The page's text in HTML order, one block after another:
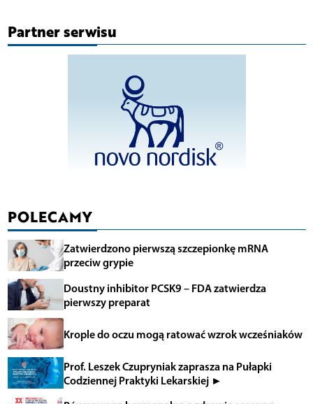
Partner serwisu
POLECAMY
Zatwierdzono pierwszą szczepionkę mRNA
przeciw grypie
Doustny inhibitor PCSK9 – FDA zatwierdza
pierwszy preparat
Krople do oczu mogą ratować wzrok wcześniaków
Prof. Leszek Czupryniak zaprasza na Pułapki
Codziennej Praktyki Lekarskiej ►